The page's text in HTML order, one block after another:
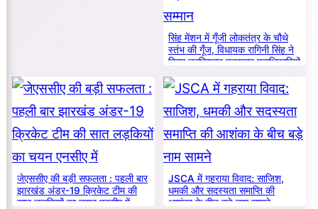
सिंह मेंशन में गूँजी लोकतंत्र के चौथे
स्तंभ की गूँज, विधायक रागिनी सिंह ने
किया नवनियुक्त पत्रकार पदाधिकारियों
का सम्मान
जेएससीए की बड़ी सफलता : पहली बार
झारखंड अंडर-19 क्रिकेट टीम की
सात लड़कियों का चयन एनसीए में
JSCA में गहराया विवाद: साजिश,
धमकी और सदस्यता समाप्ति की
आशंका के बीच बड़े नाम सामने